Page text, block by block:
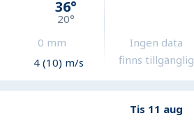
36°
20°
0 mm
4 (10) m/s
Ingen data
finns tillgänglig
Tis 11 aug